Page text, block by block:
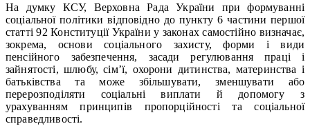
На думку КСУ, Верховна Рада України при формуванні
соціальної політики відповідно до пункту 6 частини першої
статті 92 Конституції України у законах самостійно визначає,
зокрема, основи соціального захисту, форми і види
пенсійного забезпечення, засади регулювання праці і
зайнятості, шлюбу, сім’ї, охорони дитинства, материнства і
батьківства та може збільшувати, зменшувати або
перерозподіляти соціальні виплати й допомогу з
урахуванням принципів пропорційності та соціальної
справедливості.